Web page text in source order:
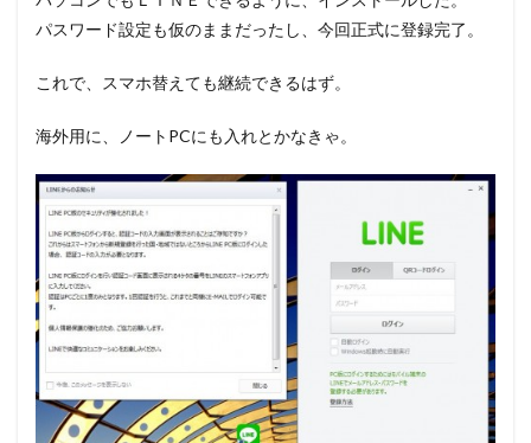
パスワード設定も仮のままだったし、今回正式に登録完了。
これで、スマホ替えても継続できるはず。
海外用に、ノートPCにも入れとかなきゃ。